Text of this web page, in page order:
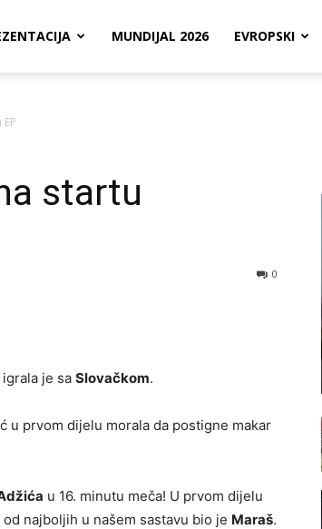
MUNDIJAL 2026 EVROPSKI
startu
0
je sa Slovačkom.
u prvom dijelu morala da postigne makar
u 16. minutu meča! U prvom dijelu
najboljih u našem sastavu bio je Maraš.